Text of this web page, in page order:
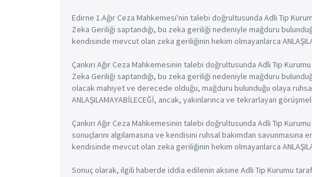
Edirne 1.Ağır Ceza Mahkemesi'nin talebi doğrultusunda Adli Tıp
Zeka Geriliği saptandığı, bu zeka geriliği nedeniyle mağduru
kendisinde mevcut olan zeka geriliğinin hekim olmayanlarca
Çankırı Ağır Ceza Mahkemesinin talebi doğrultusunda Adli Tıp
Zeka Geriliği saptandığı, bu zeka geriliği nedeniyle mağduru
olacak mahiyet ve derecede olduğu, mağduru bulunduğu olaya
ANLAŞILAMAYABİLECEĞİ, ancak, yakınlarınca ve tekrarlayan
Çankırı Ağır Ceza Mahkemesinin talebi doğrultusunda Adli Tıp
sonuçlarını algılamasına ve kendisini ruhsal bakımdan
kendisinde mevcut olan zeka geriliğinin hekim olmayanlarca
Sonuç olarak, ilgili haberde iddia edilenin aksine Adli Tıp Kurumu